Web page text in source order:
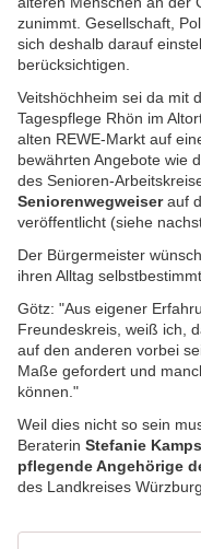
zunimmt. Gesellschaft,
sich deshalb darauf
berücksichtigen.
Veitshöchheim sei da mit
Tagespflege Rhön im
alten REWE-Markt auf
bewährten Angebote wie
des Senioren-
Seniorenwegweiserauf
veröffentlicht (siehe
Der Bürgermeister
ihren Alltag
Götz: "Aus eigener
Freundeskreis, weiß ich,
auf den anderen vorbei
Maße gefordert und
können."
Weil dies nicht so sein
Beraterin Stefanie
pflegende Angehörige
des Landkreises